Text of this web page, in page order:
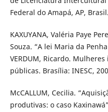
Federal do Amapá, AP, Brasil.
KAXUYANA, Valéria Paye
Souza. “A lei Maria da
VERDUM, Ricardo.
públicas. Brasília: INESC,
McCALLUM, Cecilia.
produtivas: o caso